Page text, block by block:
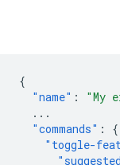
{
"name" : "My
...
"commands" :
{
"toggle-